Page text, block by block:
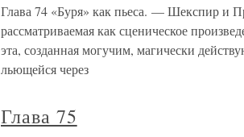
Глава 74 «Буря» как пьеса. — Шекспир и
рассматриваемая как сценическое
эта, созданная могучим, магически
льющейся через
Глава 75